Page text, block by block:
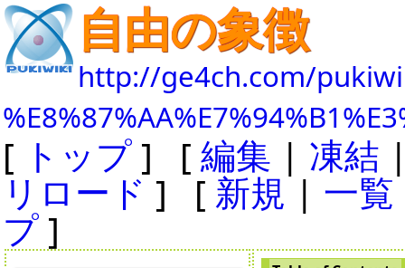
自由の象徴
http://ge4ch.com/
[ トップ ] [編集 | 凍結
リロード ] [ 新規| 一覧
プ ]